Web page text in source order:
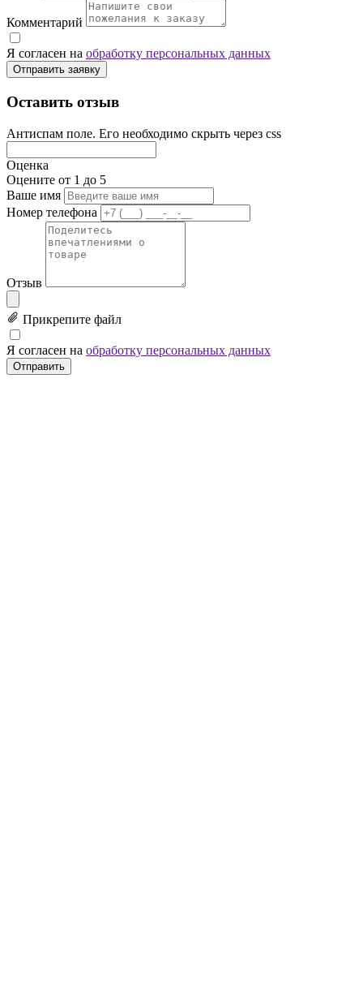
Комментарий
Я согласен на обработку персональных данных
Отправить заявку
Оставить отзыв
Антиспам поле. Его необходимо скрыть через css
Оценка
Оцените от 1 до 5
Ваше имя
Номер телефона
Отзыв
Прикрепите файл
Я согласен на обработку персональных данных